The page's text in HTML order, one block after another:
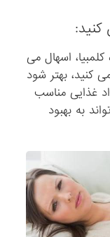
اسهال می
کنید، بهتر شود
غذایی مناسب
به بهبود